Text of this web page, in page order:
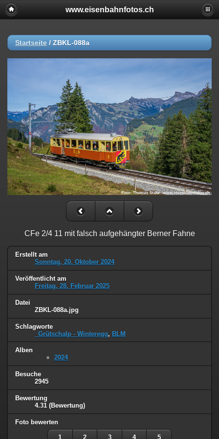
www.eisenbahnfotos.ch
Startseite / ZBKL-088a
CFe 2/4 11 mit falsch aufgehängter Berner Fahne
Erstellt am
Sonntag, 20. Oktober 2024
Veröffentlicht am
Freitag, 28. Februar 2025
Datei
ZBKL-088a.jpg
Schlagworte
_Grütschalp - Winteregg, BLM
Alben
2024
Besuche
2945
Bewertung
4.31 (Bewertung)
Foto bewerten
1 2 3 4 5